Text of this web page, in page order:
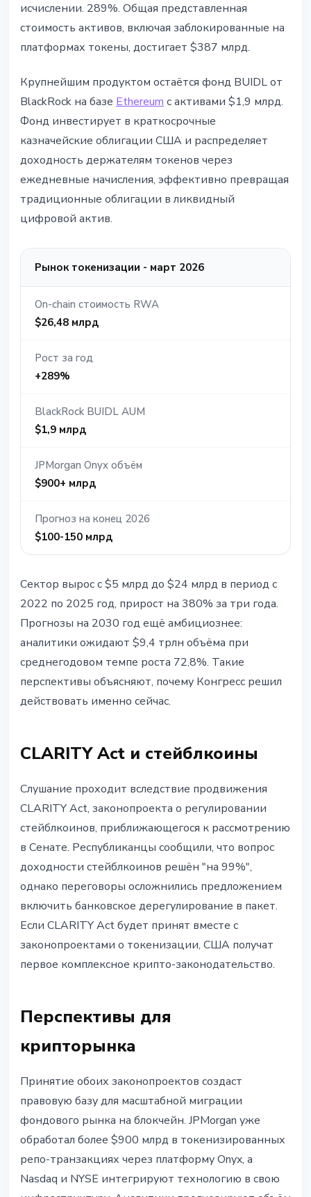
исчислении. 289%. Общая представленная
стоимость активов, включая заблокированные на
платформах токены, достигает $387 млрд.
Крупнейшим продуктом остаётся фонд BUIDL от
BlackRock на базе Ethereumс активами $1,9 млрд.
Фонд инвестирует в краткосрочные
казначейские облигации США и распределяет
доходность держателям токенов через
ежедневные начисления, эффективно превращая
традиционные облигации в ликвидный
цифровой актив.
Рынок токенизации - март 2026
On-chain стоимость RWA
$26,48 млрд
Рост за год
+289%
BlackRock BUIDL AUM
$1,9 млрд
JPMorgan Onyx объём
$900+ млрд
Прогноз на конец 2026
$100-150 млрд
Сектор вырос с $5 млрд до $24 млрд в период с
2022 по 2025 год, прирост на 380% за три года.
Прогнозы на 2030 год ещё амбициознее:
аналитики ожидают $9,4 трлн объёма при
среднегодовом темпе роста 72,8%. Такие
перспективы объясняют, почему Конгресс решил
действовать именно сейчас.
CLARITY Act и стейблкоины
Слушание проходит вследствие продвижения
CLARITY Act, законопроекта о регулировании
стейблкоинов, приближающегося к рассмотрению
в Сенате. Республиканцы сообщили, что вопрос
доходности стейблкоинов решён "на 99%",
однако переговоры осложнились предложением
включить банковское дерегулирование в пакет.
Если CLARITY Act будет принят вместе с
законопроектами о токенизации, США получат
первое комплексное крипто-законодательство.
Перспективы для
крипторынка
Принятие обоих законопроектов создаст
правовую базу для масштабной миграции
фондового рынка на блокчейн. JPMorgan уже
обработал более $900 млрд в токенизированных
репо-транзакциях через платформу Onyx, а
Nasdaq и NYSE интегрируют технологию в свою